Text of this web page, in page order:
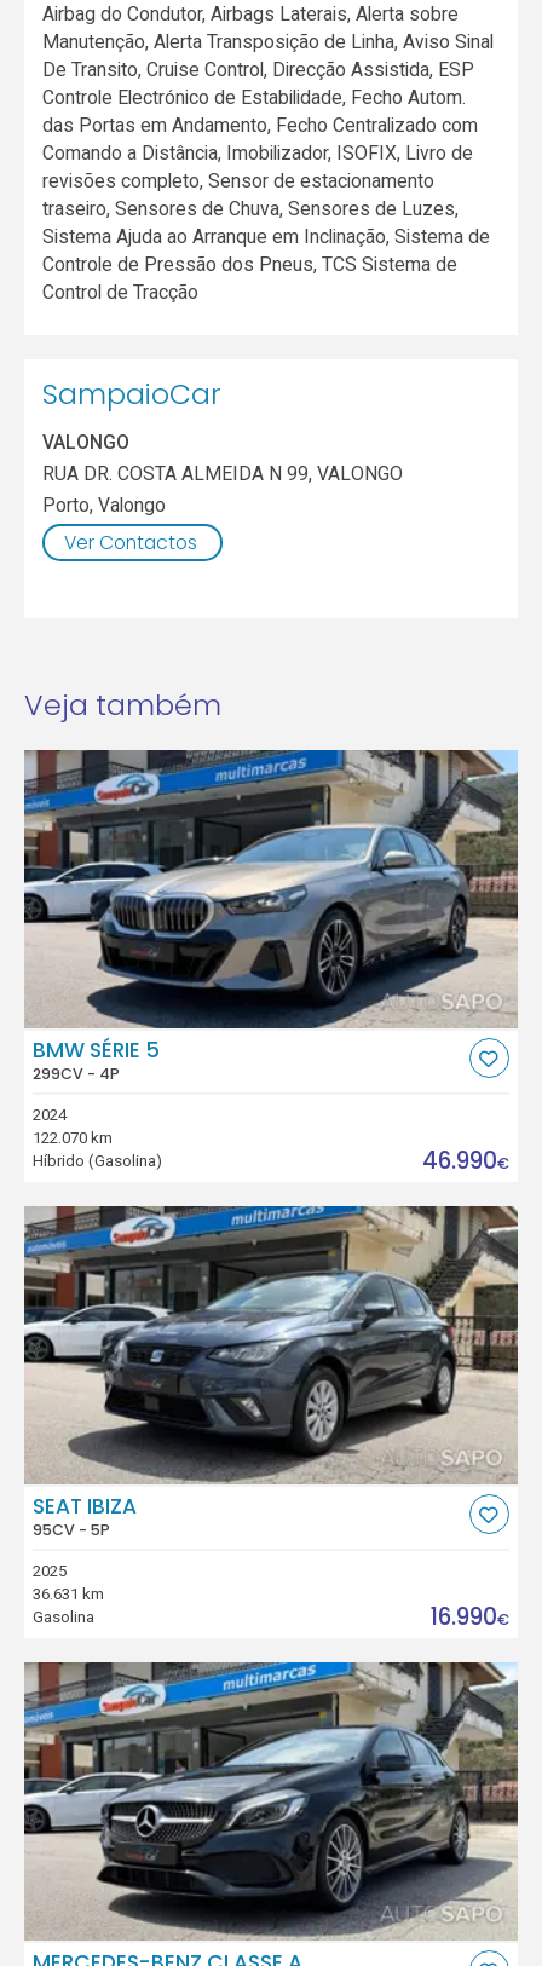
Airbag do Condutor, Airbags Laterais, Alerta sobre
Manutenção, Alerta Transposição de Linha, Aviso Sinal
De Transito, Cruise Control, Direcção Assistida, ESP
Controle Electrónico de Estabilidade, Fecho Autom.
das Portas em Andamento, Fecho Centralizado com
Comando a Distância, Imobilizador, ISOFIX, Livro de
revisões completo, Sensor de estacionamento
traseiro, Sensores de Chuva, Sensores de Luzes,
Sistema Ajuda ao Arranque em Inclinação, Sistema de
Controle de Pressão dos Pneus, TCS Sistema de
Control de Tracção
SampaioCar
VALONGO
RUA DR. COSTA ALMEIDA N 99, VALONGO
Porto,Valongo
Ver Contactos
Veja também
BMW SÉRIE 5
299CV - 4P
2024
122.070 km
Híbrido (Gasolina)
46.990€
SEAT IBIZA
95CV - 5P
2025
36.631 km
Gasolina
16.990€